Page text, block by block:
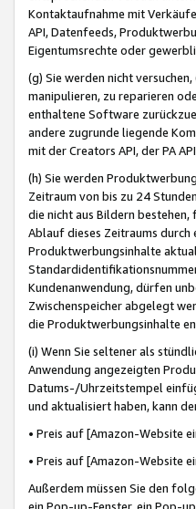
Kontaktaufnahme mit
API, Datenfeeds,
Eigentumsrechte oder
(g) Sie werden nicht
manipulieren, zu reparieren
enthaltene Software
andere zugrunde liegende
mit der Creators API, der PA
(h) Sie werden
Zeitraum von bis zu 24
die nicht aus Bildern bestehen,
Ablauf dieses Zeitraums durch
Produktwerbungsinhalte
Kundenanwendung, dürfen
Zwischenspeicher abgelegt
die Produktwerbungsinhalte
(i) Wenn Sie seltener als
Anwendung angezeigten
Datums-/Uhrzeitstempel
und aktualisiert haben, kann
• Preis auf [Amazon-Website
• Preis auf [Amazon-Website
Außerdem müssen Sie den
ein Pop-up-Fenster, ein Pop-